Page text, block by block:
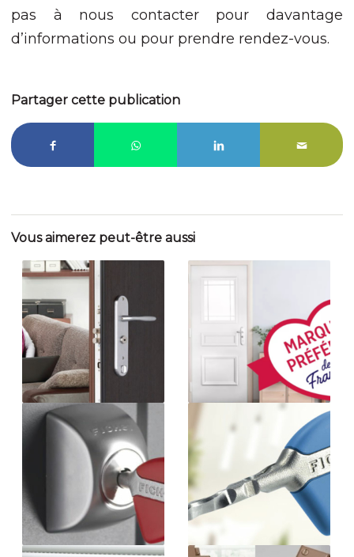
pas à nous contacter pour davantage
d’informations ou pour prendre rendez-vous.
Partager cette publication
Vous aimerez peut-être aussi